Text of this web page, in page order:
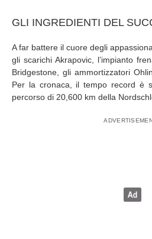
GLI INGREDIENTI DEL
A far battere il cuore degli
gli scarichi Akrapovic, l’impianto
Bridgestone, gli ammortizzatori
Per la cronaca, il tempo record è
percorso di 20,600 km della